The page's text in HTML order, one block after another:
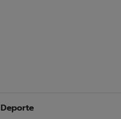
Deporte